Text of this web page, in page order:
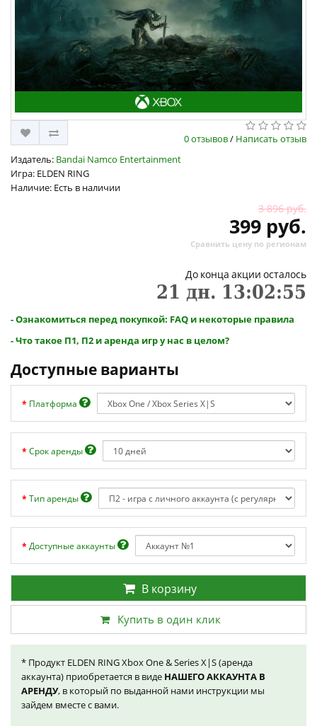
0 отзывов/ Написать отзыв
Издатель: Bandai Namco Entertainment
Игра: ELDEN RING
Наличие: Есть в наличии
3 896 руб.
399 руб.
Сравнить цену по регионам
До конца акции осталось
21 дн. 13:02:55
- Ознакомиться перед покупкой: FAQ и некоторые правила
- Что такое П1, П2 и аренда игр у нас в целом?
Доступные варианты
Платформа
Срок аренды
Тип аренды
Доступные аккаунты
В корзину
Купить в один клик
* Продукт ELDEN RING Xbox One & Series X|S (аренда
аккаунта) приобретается в виде НАШЕГО АККАУНТА В
АРЕНДУ, в который по выданной нами инструкции мы
зайдем вместе с вами.